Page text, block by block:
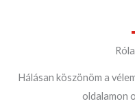
Hálásan köszönöm a
oldalamon